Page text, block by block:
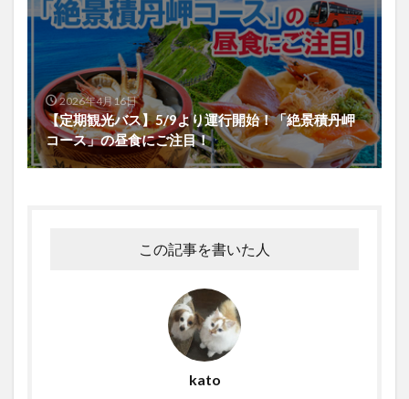
2026年4月16日
【定期観光バス】5/9より運行開始！「絶景積丹岬
コース」の昼食にご注目！
この記事を書いた人
kato